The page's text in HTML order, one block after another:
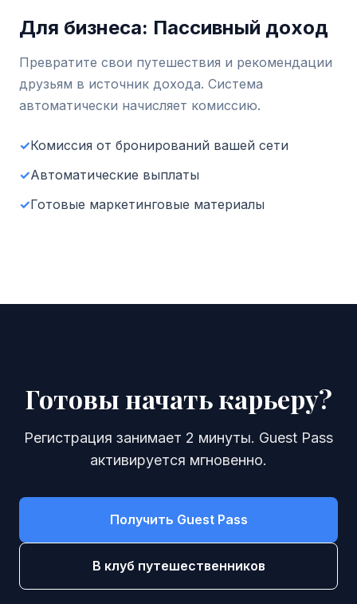
Для бизнеса: Пассивный доход
Превратите свои путешествия и рекомендации
друзьям в источник дохода. Система
автоматически начисляет комиссию.
✓Комиссия от бронирований вашей сети
✓Автоматические выплаты
✓Готовые маркетинговые материалы
Готовы начать карьеру?
Регистрация занимает 2 минуты. Guest Pass
активируется мгновенно.
Получить Guest Pass
В клуб путешественников